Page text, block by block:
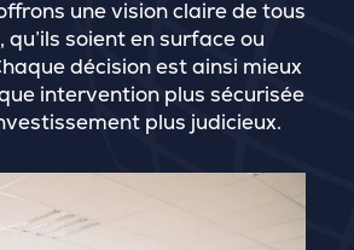
une vision claire de tous
soient en surface ou
décision est ainsi mieux
intervention plus sécurisée
plus judicieux.